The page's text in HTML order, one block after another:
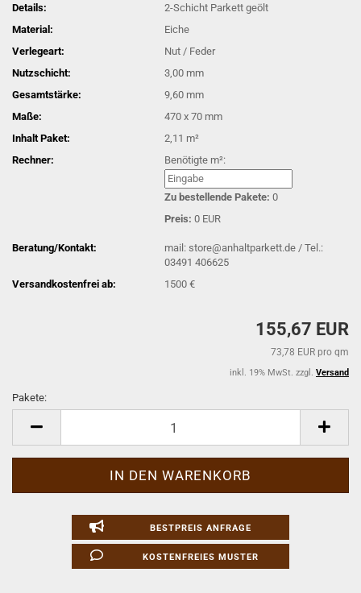
Details:
2-Schicht Parkett geölt
Material:
Eiche
Verlegeart:
Nut / Feder
Nutzschicht:
3,00 mm
Gesamtstärke:
9,60 mm
Maße:
470 x 70 mm
Inhalt Paket:
2,11 m²
Rechner:
Benötigte m²:
Zu bestellende Pakete: 0
Preis: 0 EUR
Beratung/Kontakt:
mail: store@anhaltparkett.de / Tel.:
03491 406625
Versandkostenfrei ab:
1500 €
155,67 EUR
73,78 EUR pro qm
inkl. 19% MwSt. zzgl. Versand
Pakete:
BESTPREIS ANFRAGE
KOSTENFREIES MUSTER